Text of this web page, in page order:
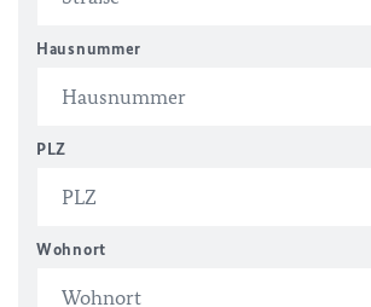
Hausnummer
PLZ
Wohnort